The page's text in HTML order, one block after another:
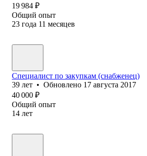
19 984 ₽
Общий опыт
23 года 11 месяцев
Специалист по закупкам (снабженец)
39 лет • Обновлено 17 августа 2017
40 000 ₽
Общий опыт
14 лет